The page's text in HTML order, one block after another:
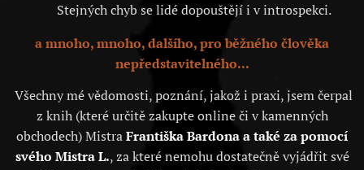
Stejných chyb se lidé dopouštějí i v introspekci.
a mnoho, mnoho, dalšího, pro běžného člověka
nepředstavitelného...
Všechny mé vědomosti, poznání, jakož i praxi, jsem čerpal
z knih (které určitě zakupte online či v kamenných
obchodech) MistraFrantiška Bardona a také za pomocí
svého Mistra L., za které nemohu dostatečně vyjádřit své